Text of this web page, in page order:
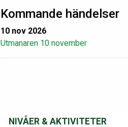
Kommande händelser
10 nov 2026
Utmanaren 10 november
NIVÅER & AKTIVITETER